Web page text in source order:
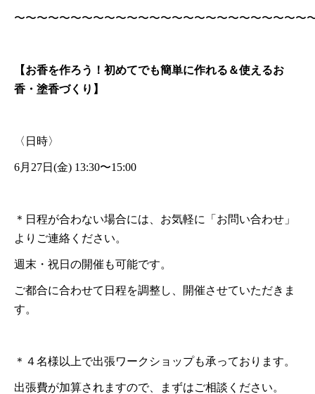
〜〜〜〜〜〜〜〜〜〜〜〜〜〜〜〜〜〜〜〜〜〜〜〜〜〜
【お香を作ろう！初めてでも簡単に作れる＆使えるお
香・塗香づくり】
〈日時〉
6月27日(金) 13:30〜15:00
＊日程が合わない場合には、お気軽に「お問い合わせ」
よりご連絡ください。
週末・祝日の開催も可能です。
ご都合に合わせて日程を調整し、開催させていただきま
す。
＊４名様以上で出張ワークショップも承っております。
出張費が加算されますので、まずはご相談ください。